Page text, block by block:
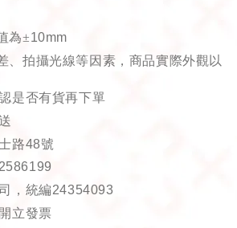
為±10mm
、拍攝光線等因素，商品實際外觀以
是否有貨再下單
路48號
，統編24354093
立發票